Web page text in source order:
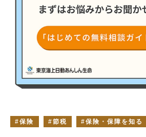
保険 節税 保険・保障を知る